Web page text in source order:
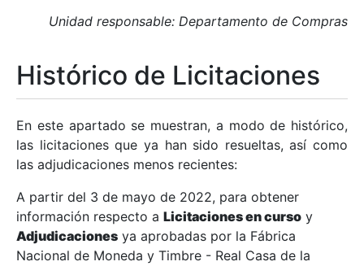
Mostrar/Ocultar
Mostrar/Ocultar
Mostrar/Ocultar
Unidad responsable: Departamento de Compras
Histórico de Licitaciones
En este apartado se muestran, a modo de histórico,
las licitaciones que ya han sido resueltas, así como
las adjudicaciones menos recientes:
A partir del 3 de mayo de 2022, para obtener
información respecto a Licitaciones en curso y
Adjudicaciones ya aprobadas por la Fábrica
Nacional de Moneda y Timbre - Real Casa de la